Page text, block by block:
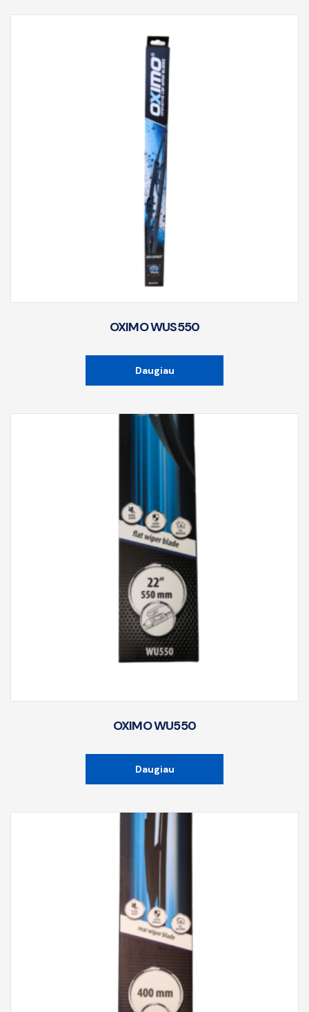
OXIMO WUS550
Daugiau
OXIMO WU550
Daugiau